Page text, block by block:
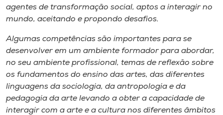
agentes de transformação social, aptos a interagir no
mundo, aceitando e propondo desafios.
Algumas competências são importantes para se
desenvolver em um ambiente formador para abordar,
no seu ambiente profissional, temas de reflexão sobre
os fundamentos do ensino das artes, das diferentes
linguagens da sociologia, da antropologia e da
pedagogia da arte levando a obter a capacidade de
interagir com a arte e a cultura nos diferentes âmbitos